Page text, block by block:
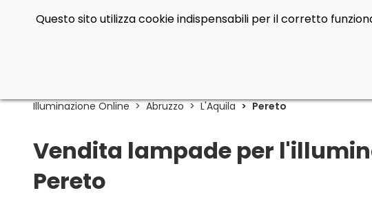
Illuminazione Online Abruzzo L'Aquila Pereto
Vendita lampade per
Pereto
Questo sito utilizza cookie indispensabili per il corretto